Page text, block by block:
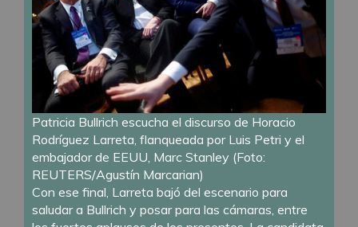
Patricia Bullrich escucha el discurso de Horacio
Rodríguez Larreta, flanqueada por Luis Petri y el
embajador de EEUU, Marc Stanley (Foto:
REUTERS/Agustín Marcarian)
Con ese final, Larreta bajó del escenario para
saludar a Bullrich y posar para las cámaras, entre